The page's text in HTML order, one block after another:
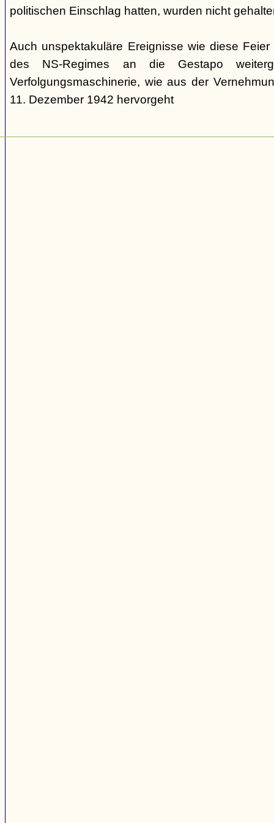
politischen Einschlag hatten, wurden nicht
Auch unspektakuläre Ereignisse wie diese
des NS-Regimes an die Gestapo
Verfolgungsmaschinerie, wie aus der
11. Dezember 1942 hervorgeht